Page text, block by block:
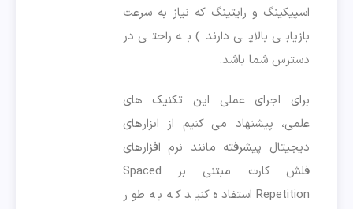
اسپیکینگ و رایتینگ که نیاز به سرعت
بازیابی بالایی دارند) به راحتی در
دسترس شما باشد.
برای اجرای عملی این تکنیک های
علمی، پیشنهاد می کنیم از ابزارهای
دیجیتال پیشرفته مانند نرم افزارهای
فلش کارت مبتنی بر Spaced
Repetition استفاده کنید که به طور